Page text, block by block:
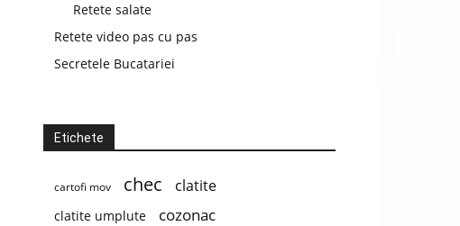
Retete salate
Retete video pas cu pas
Secretele Bucatariei
Etichete
cartofi mov chec clatite
clatite umplute
cozonac